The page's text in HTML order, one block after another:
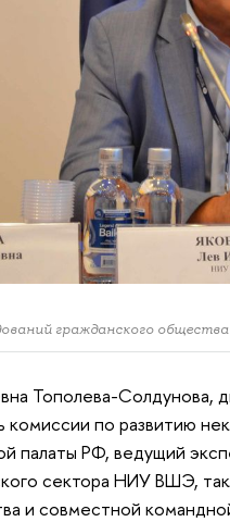
гражданского
Тополева-Солдунова,
комиссии по развитию
палаты РФ, ведущий
сектора НИУ ВШЭ,
и совместной